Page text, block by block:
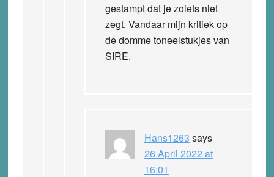
gestampt dat je zoiets niet
zegt. Vandaar mijn kritiek op
de domme toneelstukjes van
SIRE.
Hans1263 says
26 April 2022 at
16:01